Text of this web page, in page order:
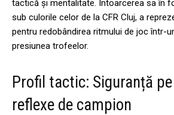
tactică și mentalitate. Întoarcerea sa în
sub culorile celor de la CFR Cluj, a
pentru redobândirea ritmului de joc într-
presiunea trofeelor.
Profil tactic: Siguranță
reflexe de campion